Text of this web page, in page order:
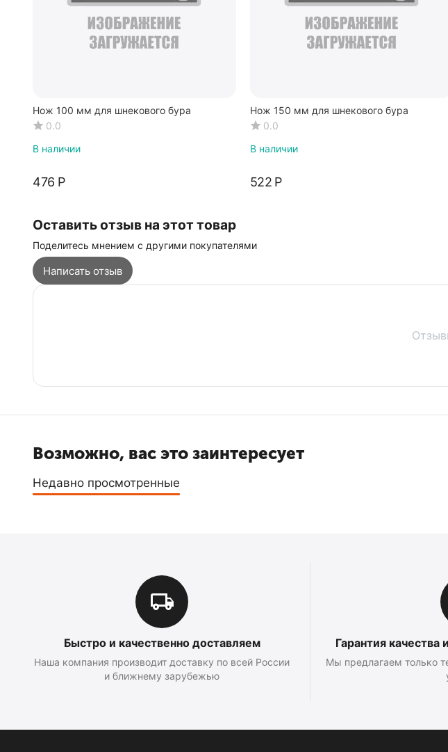
Нож 100 мм для шнекового бура
0.0
В наличии
‍476‍ Р
Нож 150 мм для шнекового бура
0.0
В наличии
‍522‍ Р
Оставить отзыв на этот товар
Поделитесь мнением с другими покупателями
Написать отзыв
Возможно, вас это заинтересует
Недавно просмотренные
Быстро и качественно доставляем
Наша компания производит доставку по всей России
и ближнему зарубежью
Гарантия
Мы предлагаем только